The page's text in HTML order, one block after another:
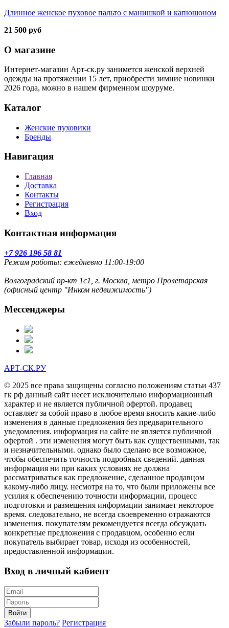
Длинное женское пуховое пальто с манишкой и капюшоном
21 500 руб
О магазине
Интернет-магазин Арт-ск.ру занимется женской верхней
одежды на протяжении 15 лет, приобрести зимние новинки
2026 года, можно в нашем фирменном шоуруме.
Каталог
Женские пуховики
Бренды
Навигация
Главная
Доставка
Контакты
Регистрация
Вход
Контактная информация
+7 926 196 58 81
Режим работы: ежедневно 11:00-19:00
Волгоградский пр-кт 1с1, г. Москва, метро Пролетарская
(офисный центр "Инком недвижимость")
Мессенджеры
АРТ-СК.РУ
© 2025 все права защищены согласно положениям статьи 437
гк рф данный сайт несет исключительно информационный
характер и не является публичной офертой. продавец
оставляет за собой право в любое время вносить какие-либо
изменения в данные предложения без предварительного
уведомления. информация на сайте не является публичной
офертой . эти изменения могут быть как существенными, так
и незначительными. однако было сделано все возможное,
чтобы обеспечить точность подробных сведений. данная
информация ни при каких условиях не должна
рассматриваться как предложение, сделанное продавцом
какому-либо лицу. несмотря на то, что были приложены все
усилия к обеспечению точности информации, процесс
подготовки и размещения информации занимает некоторое
время. следовательно, не всегда своевременно отражаются
изменения. покупателям рекомендуется всегда обсуждать
конкретные предложения с продавцом, особенно если
покупатель выбирает товар, исходя из особенностей,
предоставленной информации.
Вход в личный кабиент
Войти
Забыли пароль? Регистрация